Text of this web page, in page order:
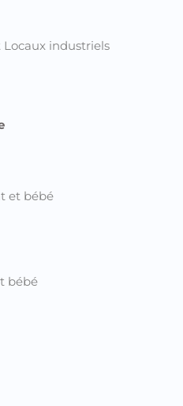
Locaux industriels
et bébé
bébé